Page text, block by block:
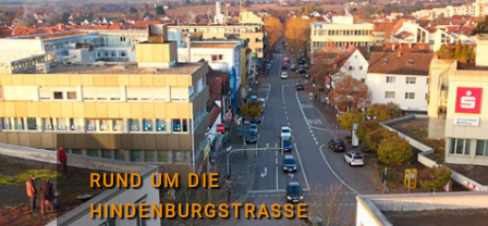
RUND UM DIE
HINDENBURGSTRASSE